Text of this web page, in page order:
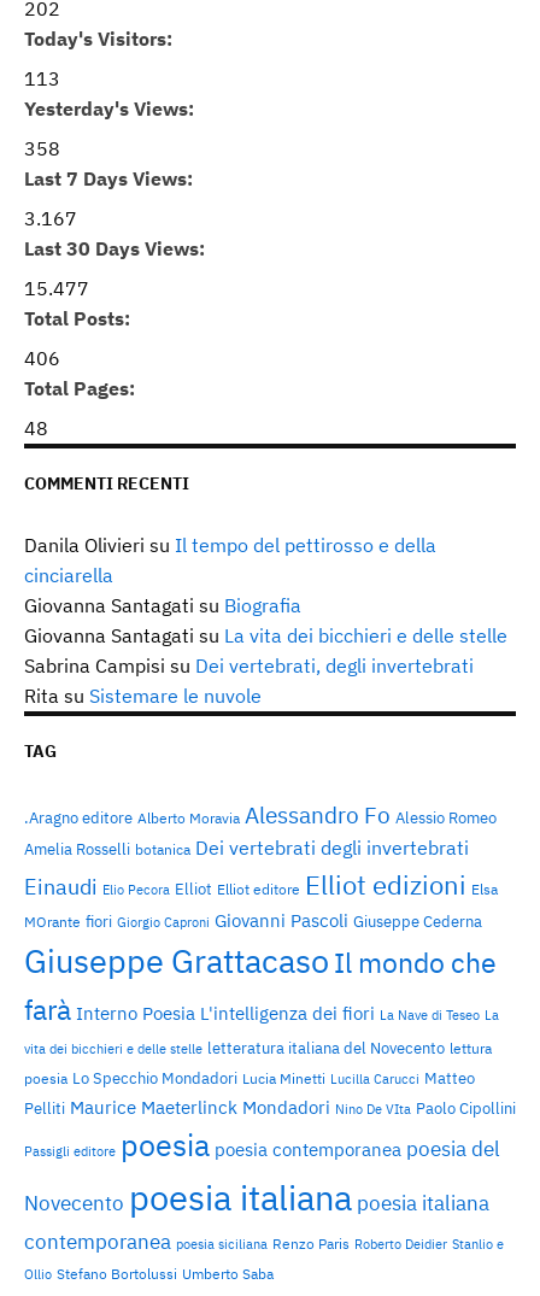
202
Today's Visitors:
113
Yesterday's Views:
358
Last 7 Days Views:
3.167
Last 30 Days Views:
15.477
Total Posts:
406
Total Pages:
48
COMMENTI RECENTI
Danila Olivieri su Il tempo del pettirosso e della
cinciarella
Giovanna Santagati su Biografia
Giovanna Santagati su La vita dei bicchieri e delle stelle
Sabrina Campisi su Dei vertebrati, degli invertebrati
Rita su Sistemare le nuvole
TAG
.Aragno editore Alberto Moravia Alessandro Fo Alessio Romeo
Amelia Rosselli botanica Dei vertebrati degli invertebrati
Einaudi Elio Pecora Elliot Elliot editore Elliot edizioni Elsa
MOrante fiori Giorgio Caproni Giovanni Pascoli Giuseppe Cederna
Giuseppe Grattacaso Il mondo che
farà Interno Poesia L'intelligenza dei fiori La Nave di Teseo La
vita dei bicchieri e delle stelle letteratura italiana del Novecento lettura
poesia Lo Specchio Mondadori Lucia Minetti Lucilla Carucci Matteo
Pelliti Maurice Maeterlinck Mondadori Nino De VIta Paolo Cipollini
Passigli editore poesia poesia contemporanea poesia del
Novecento poesia italiana poesia italiana
contemporanea poesia siciliana Renzo Paris Roberto Deidier Stanlio e
Ollio Stefano Bortolussi Umberto Saba